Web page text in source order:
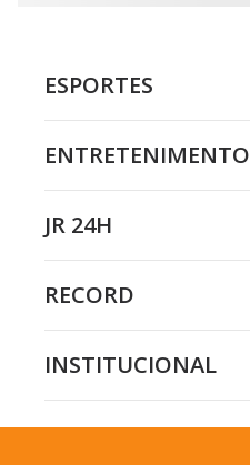
ESPORTES
ENTRETENIMENTO
JR 24H
RECORD
INSTITUCIONAL